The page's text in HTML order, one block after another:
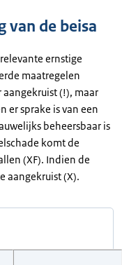
van de beisa
ernstige
maatregelen
(!), maar
er sprake is van een
beheersbaar is
komt de
(XF). Indien de
aangekruist (X).